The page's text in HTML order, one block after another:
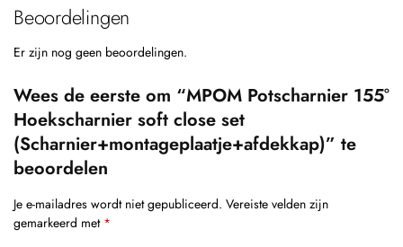
Beoordelingen
Er zijn nog geen beoordelingen.
Wees de eerste om “MPOM Potscharnier 155°
Hoekscharnier soft close set
(Scharnier+montageplaatje+afdekkap)” te
beoordelen
Je e-mailadres wordt niet gepubliceerd. Vereiste velden zijn
gemarkeerd met *